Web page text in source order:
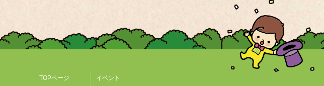
TOPページ
イベント